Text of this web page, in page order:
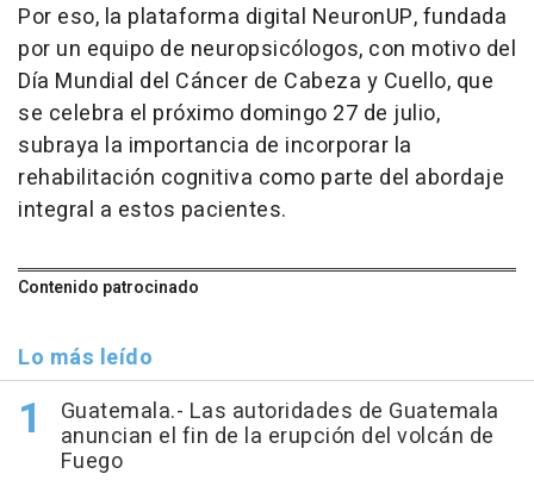
Por eso, la plataforma digital NeuronUP, fundada
por un equipo de neuropsicólogos, con motivo del
Día Mundial del Cáncer de Cabeza y Cuello, que
se celebra el próximo domingo 27 de julio,
subraya la importancia de incorporar la
rehabilitación cognitiva como parte del abordaje
integral a estos pacientes.
Contenido patrocinado
Lo más leído
Guatemala.- Las autoridades de Guatemala
anuncian el fin de la erupción del volcán de
Fuego